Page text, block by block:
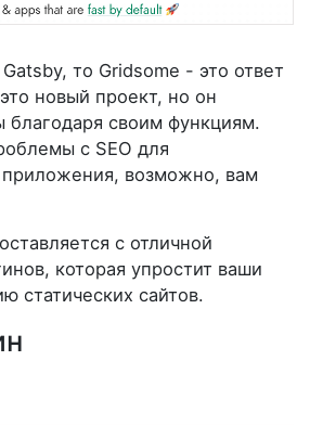
то Gridsome - это ответ
новый проект, но он
благодаря своим функциям.
с SEO для
приложения, возможно, вам
с отличной
которая упростит ваши
статических сайтов.